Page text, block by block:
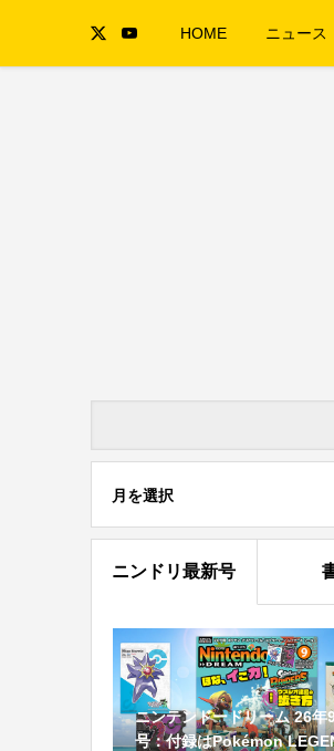
HOME ニュース
月を選択
ニンドリ最新号
ニンテンドードリーム 26年
号：付録はPokémon